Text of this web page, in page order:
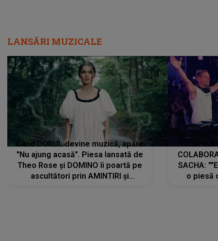
LANSĂRI MUZICALE
Când DORUL devine muzică, apare
"Nu ajung acasă". Piesa lansată de
Theo Rose și DOMINO îi poartă pe
ascultători prin AMINTIRI și
SACHA:
o piesă